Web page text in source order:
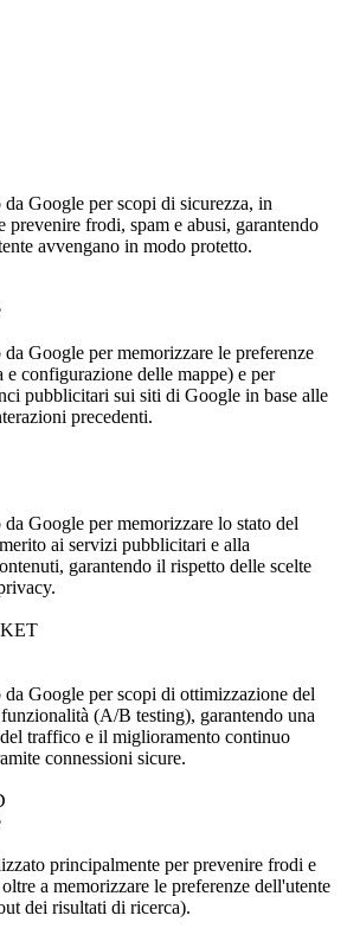
Google per scopi di sicurezza, in
prevenire frodi, spam e abusi, garantendo
avvengano in modo protetto.
Google per memorizzare le preferenze
configurazione delle mappe) e per
pubblicitari sui siti di Google in base alle
precedenti.
Google per memorizzare lo stato del
ai servizi pubblicitari e alla
garantendo il rispetto delle scelte
Google per scopi di ottimizzazione del
(A/B testing), garantendo una
traffico e il miglioramento continuo
connessioni sicure.
principalmente per prevenire frodi e
a memorizzare le preferenze dell'utente
dei risultati di ricerca).